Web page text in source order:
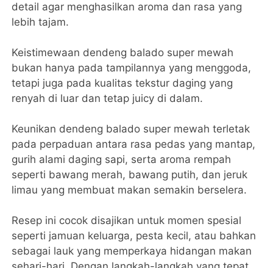
detail agar menghasilkan aroma dan rasa yang
lebih tajam.
Keistimewaan dendeng balado super mewah
bukan hanya pada tampilannya yang menggoda,
tetapi juga pada kualitas tekstur daging yang
renyah di luar dan tetap juicy di dalam.
Keunikan dendeng balado super mewah terletak
pada perpaduan antara rasa pedas yang mantap,
gurih alami daging sapi, serta aroma rempah
seperti bawang merah, bawang putih, dan jeruk
limau yang membuat makan semakin berselera.
Resep ini cocok disajikan untuk momen spesial
seperti jamuan keluarga, pesta kecil, atau bahkan
sebagai lauk yang memperkaya hidangan makan